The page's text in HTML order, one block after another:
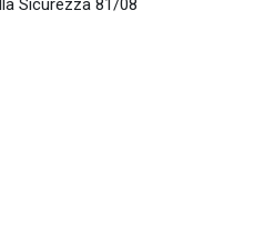
Sicurezza 81/08